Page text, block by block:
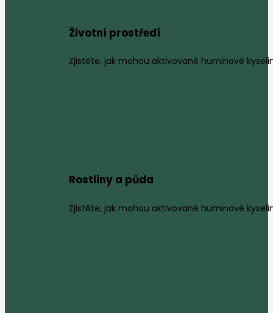
Životní prostředí
Zjistěte, jak mohou aktivované huminové
Rostliny a půda
Zjistěte, jak mohou aktivované huminové